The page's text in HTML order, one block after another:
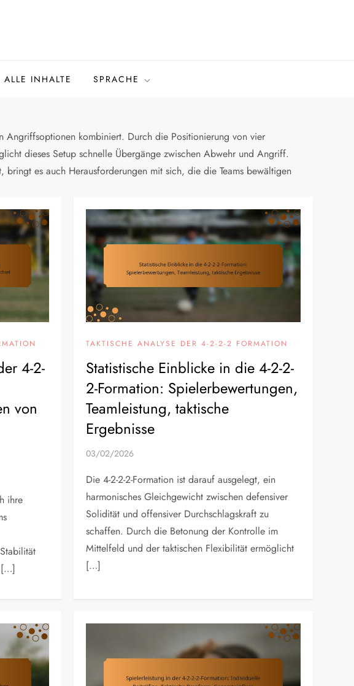
ALLE INHALTE SPRACHE
Angriffsoptionen kombiniert. Durch die Positionierung von vier
dieses Setup schnelle Übergänge zwischen Abwehr und Angriff.
es auch Herausforderungen mit sich, die die Teams bewältigen
4-2-
von
ihre
[…]
TAKTISCHE ANALYSE DER 4-2-2-2 FORMATION
Statistische Einblicke in die 4-2-2-
2-Formation: Spielerbewertungen,
Teamleistung, taktische
Ergebnisse
03/02/2026
Die 4-2-2-2-Formation ist darauf ausgelegt, ein
harmonisches Gleichgewicht zwischen defensiver
Solidität und offensiver Durchschlagskraft zu
schaffen. Durch die Betonung der Kontrolle im
Mittelfeld und der taktischen Flexibilität ermöglicht
[…]